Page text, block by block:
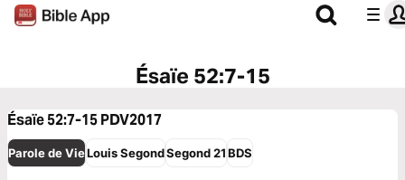
Ésaïe 52:7-15
Ésaïe 52:7-15PDV2017
Parole de VieLouis SegondSegond 21BDS